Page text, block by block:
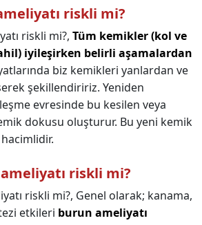
riskli mi?
riskli mi?, Tüm kemikler (kol ve
iyileşirken belirli aşamalardan
biz kemikleri yanlardan ve
şekillendiririz. Yeniden
evresinde bu kesilen veya
dokusu oluşturur. Bu yeni kemik
riskli mi?
riskli mi?, Genel olarak; kanama,
etkileri burun ameliyatı